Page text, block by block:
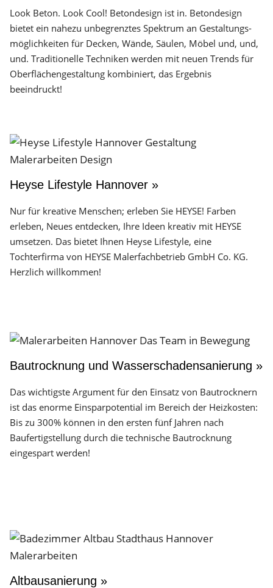
Look Beton. Look Cool! Betondesign ist in. Betondesign
bietet ein nahezu unbegrenztes Spektrum an Gestaltungs­
möglichkeiten für Decken, Wände, Säulen, Möbel und, und,
und. Traditionelle Techniken werden mit neuen Trends für
Oberflächen­gestaltung kombiniert, das Ergebnis
beeindruckt!
Heyse Lifestyle Hannover »
Nur für kreative Menschen; erleben Sie HEYSE! Farben
erleben, Neues entdecken, Ihre Ideen kreativ mit HEYSE
umsetzen. Das bietet Ihnen Heyse Lifestyle, eine
Tochterfirma von HEYSE Malerfachbetrieb GmbH Co. KG.
Herzlich willkommen!
Bautrocknung und Wasserschadensanierung »
Das wichtigste Argument für den Einsatz von Bautrocknern
ist das enorme Einsparpotential im Bereich der Heizkosten:
Bis zu 300% können in den ersten fünf Jahren nach
Baufertigstellung durch die technische Bautrocknung
eingespart werden!
Altbausanierung »